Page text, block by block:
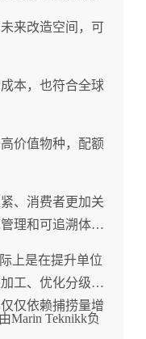
来改造空间，可
本，也符合全球
价值物种，配额
、消费者更加关
理和可追溯体系
上是在提升单位
工、优化分级和
仅依赖捕捞量增
Marin Teknikk负